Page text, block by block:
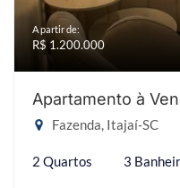
A partir de:
R$ 1.200.000
Apartamento à
Fazenda, Itajaí-SC
2 Quartos 3